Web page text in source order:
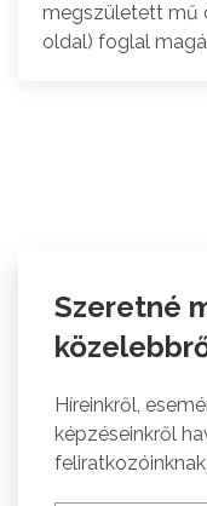
megszületett mű
oldal) foglal
Szeretné
Híreinkről,
képzéseinkről